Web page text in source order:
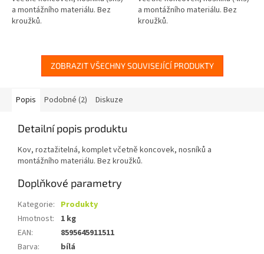
a montážního materiálu. Bez
kroužků.
a montážního materiálu. Bez
kroužků.
ZOBRAZIT VŠECHNY SOUVISEJÍCÍ PRODUKTY
Popis Podobné (2) Diskuze
Detailní popis produktu
Kov, roztažitelná, komplet včetně koncovek, nosníků a
montážního materiálu. Bez kroužků.
Doplňkové parametry
Kategorie: Produkty
Hmotnost:
1 kg
EAN:
8595645911511
Barva:
bílá